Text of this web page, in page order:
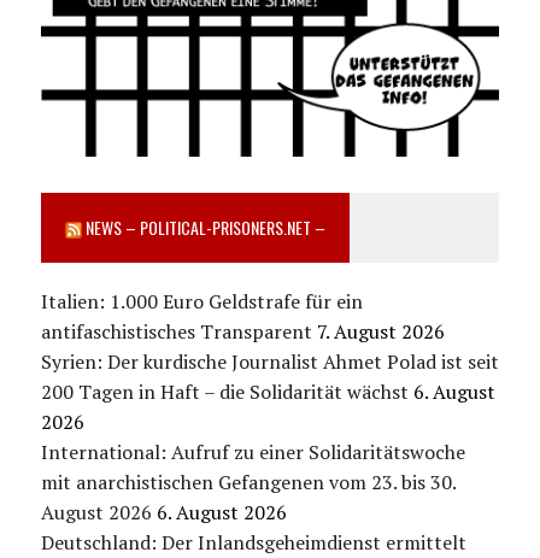
NEWS – POLITICAL-PRISONERS.NET –
Italien: 1.000 Euro Geldstrafe für ein
antifaschistisches Transparent 7. August 2026
Syrien: Der kurdische Journalist Ahmet Polad ist seit
200 Tagen in Haft – die Solidarität wächst 6. August
2026
International: Aufruf zu einer Solidaritätswoche
mit anarchistischen Gefangenen vom 23. bis 30.
August 2026 6. August 2026
Deutschland: Der Inlandsgeheimdienst ermittelt